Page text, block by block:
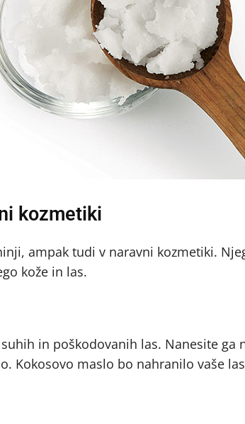
kozmetiki
ampak tudi v naravni kozmetiki.
kože in las.
in poškodovanih las. Nanesite ga
Kokosovo maslo bo nahranilo vaše